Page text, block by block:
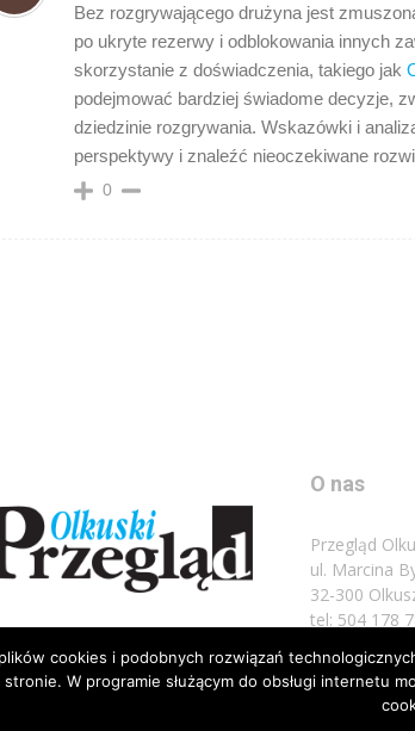
Bez rozgrywającego drużyna jest
po ukryte rezerwy i odblokowania innych
skorzystanie z doświadczenia, takiego jak
podejmować bardziej świadome decyzje,
dziedzinie rozgrywania. Wskazówki i
perspektywy i znaleźć nieoczekiwane
0
O nas
Przegląd
ul. Marcina
32-300
tel: 504 178
Napisz do
cookies i podobnych rozwiązań
stronie. W programie służącym do obsługi internetu